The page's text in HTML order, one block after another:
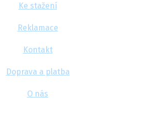
Ke stažení
Reklamace
Kontakt
Doprava a platba
O nás